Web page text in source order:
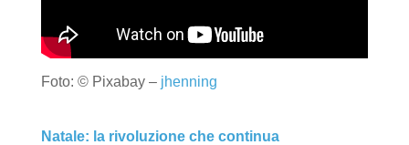
Foto: © Pixabay – jhenning
Natale: la rivoluzione che continua